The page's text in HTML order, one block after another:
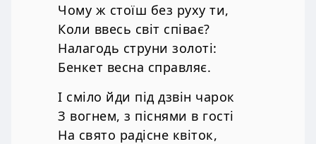
Чому ж стоїш без руху ти,
Коли ввесь світ співає?
Налагодь струни золоті:
Бенкет весна справляє.
І сміло йди під дзвін чарок
З вогнем, з піснями в гості
На свято радісне квіток,